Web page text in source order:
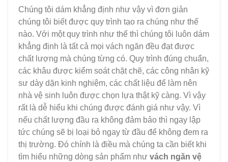
Chúng tôi dám khẳng định như vậy vì đơn giản
chúng tôi biết được quy trình tạo ra chúng như thế
nào. Với một quy trình như thế thì chúng tôi luôn dám
khẳng định là tất cả mọi vách ngăn đều đạt được
chất lượng mà chúng từng có. Quy trình đúng chuẩn,
các khâu được kiểm soát chặt chẽ, các công nhân kỹ
sư dày dặn kinh nghiệm, các chất liệu để làm nên
nhà vệ sinh luôn được chọn lựa thật kỹ càng. Vì vậy
rất là dễ hiểu khi chúng được đánh giá như vậy. Vì
nếu chất lượng đầu ra không đảm bảo thì ngay lập
tức chúng sẽ bị loại bỏ ngay từ đầu để không đem ra
thị trường. Đó chính là điều mà chúng ta cần biết khi
tìm hiểu những dòng sản phẩm như vách ngăn vệ